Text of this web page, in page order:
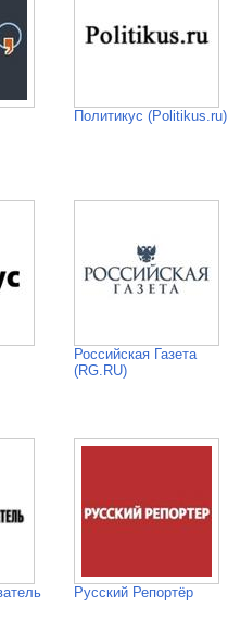
Политикус (Politikus.ru)
Российская Газета
(RG.RU)
Русский Репортёр